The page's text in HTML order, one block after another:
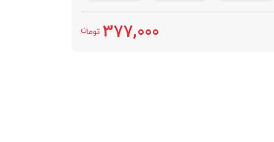
377,000